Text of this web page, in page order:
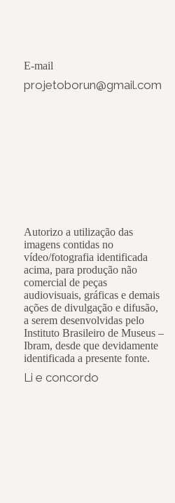
E-mail
projetoborun@gmail.com
Autorizo a utilização das
imagens contidas no
vídeo/fotografia identificada
acima, para produção não
comercial de peças
audiovisuais, gráficas e demais
ações de divulgação e difusão,
a serem desenvolvidas pelo
Instituto Brasileiro de Museus –
Ibram, desde que devidamente
identificada a presente fonte.
Li e concordo